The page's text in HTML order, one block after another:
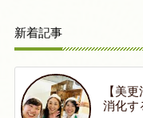
新着記事
【美
消化す